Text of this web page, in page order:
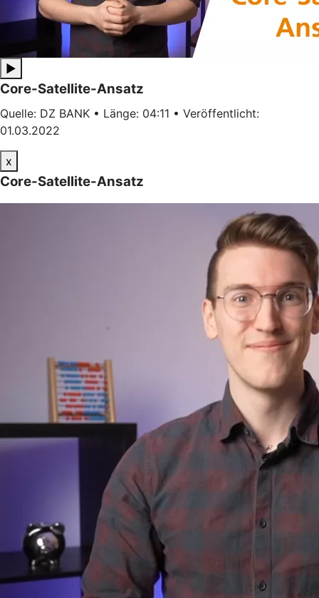
▶
Core-Satellite-Ansatz
Quelle: DZ BANK • Länge: 04:11 • Veröffentlicht:
01.03.2022
x
Core-Satellite-Ansatz